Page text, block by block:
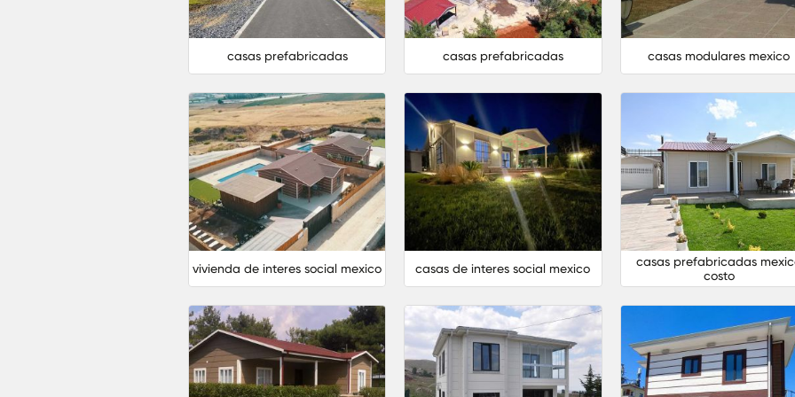
casas prefabricadas casas prefabricadas casas modulares mexico
vivienda de interes social mexico casas de interes social mexico
casas prefabricadas
costo